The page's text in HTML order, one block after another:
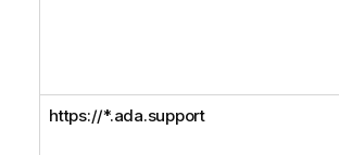
https://*.ada.support